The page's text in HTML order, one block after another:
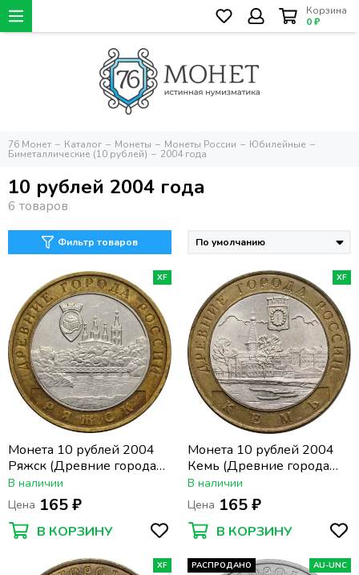
Корзина
0 ₽
76 Монет Каталог Монеты Монеты России Юбилейные
Биметаллические (10 рублей) 2004 года
10 рублей 2004 года
Фильтр товаров
XF
Монета 10 рублей 2004
Ряжск (Древние города
России)
В наличии
Цена 165 ₽
В КОРЗИНУ
XF
Монета 10 рублей 2004
Кемь (Древние города
России)
В наличии
Цена 165 ₽
В КОРЗИНУ
XF РАСПРОДАНО AU-UNC